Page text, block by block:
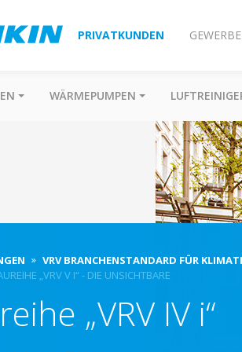
PRIVATKUNDEN
WÄRMEPUMPEN
VRV BRANCHENSTANDARD FÜR
„VRV V I“ - DIE UNSICHTBARE
„VRV IV i“